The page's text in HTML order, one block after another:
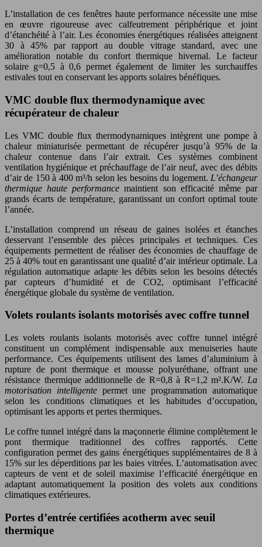
L’installation de ces fenêtres haute performance nécessite une mise
en œuvre rigoureuse avec calfeutrement périphérique et joint
d’étanchéité à l’air. Les économies énergétiques réalisées atteignent
30 à 45% par rapport au double vitrage standard, avec une
amélioration notable du confort thermique hivernal. Le facteur
solaire g=0,5 à 0,6 permet également de limiter les surchauffes
estivales tout en conservant les apports solaires bénéfiques.
VMC double flux thermodynamique avec
récupérateur de chaleur
Les VMC double flux thermodynamiques intègrent une pompe à
chaleur miniaturisée permettant de récupérer jusqu’à 95% de la
chaleur contenue dans l’air extrait. Ces systèmes combinent
ventilation hygiénique et préchauffage de l’air neuf, avec des débits
d’air de 150 à 400 m³/h selon les besoins du logement. L’échangeur
thermique haute performance maintient son efficacité même par
grands écarts de température, garantissant un confort optimal toute
l’année.
L’installation comprend un réseau de gaines isolées et étanches
desservant l’ensemble des pièces principales et techniques. Ces
équipements permettent de réaliser des économies de chauffage de
25 à 40% tout en garantissant une qualité d’air intérieur optimale. La
régulation automatique adapte les débits selon les besoins détectés
par capteurs d’humidité et de CO2, optimisant l’efficacité
énergétique globale du système de ventilation.
Volets roulants isolants motorisés avec coffre tunnel
Les volets roulants isolants motorisés avec coffre tunnel intégré
constituent un complément indispensable aux menuiseries haute
performance. Ces équipements utilisent des lames d’aluminium à
rupture de pont thermique et mousse polyuréthane, offrant une
résistance thermique additionnelle de R=0,8 à R=1,2 m².K/W. La
motorisation intelligentepermet une programmation automatique
selon les conditions climatiques et les habitudes d’occupation,
optimisant les apports et pertes thermiques.
Le coffre tunnel intégré dans la maçonnerie élimine complètement le
pont thermique traditionnel des coffres rapportés. Cette
configuration permet des gains énergétiques supplémentaires de 8 à
15% sur les déperditions par les baies vitrées. L’automatisation avec
capteurs de vent et de soleil maximise l’efficacité énergétique en
adaptant automatiquement la position des volets aux conditions
climatiques extérieures.
Portes d’entrée certifiées acotherm avec seuil
thermique